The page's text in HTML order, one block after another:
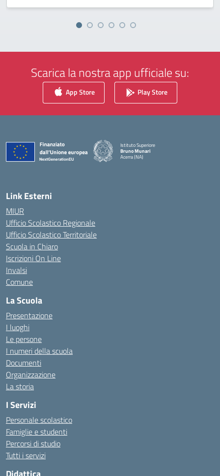
Scarica la nostra app ufficiale su:
App Store Play Store
Istituto Superiore
Bruno Munari
Acerra (NA)
Link Esterni
MIUR
Ufficio Scolastico Regionale
Ufficio Scolastico Territoriale
Scuola in Chiaro
Iscrizioni On Line
Invalsi
Comune
La Scuola
Presentazione
I luoghi
Le persone
I numeri della scuola
Documenti
Organizzazione
La storia
I Servizi
Personale scolastico
Famiglie e studenti
Percorsi di studio
Tutti i servizi